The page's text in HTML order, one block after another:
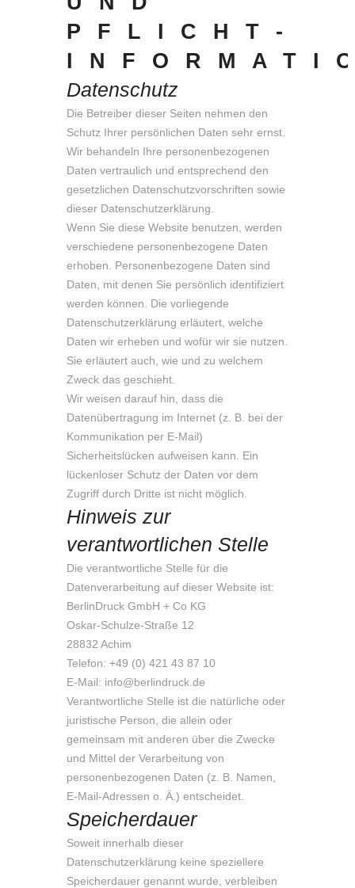
PFLICHT­
Datenschutz
Die Betreiber dieser Seiten nehmen den
Schutz Ihrer persönlichen Daten sehr ernst.
Wir behandeln Ihre personenbezogenen
Daten vertraulich und entsprechend den
gesetzlichen Datenschutzvorschriften sowie
dieser Datenschutzerklärung.
Wenn Sie diese Website benutzen, werden
verschiedene personenbezogene Daten
erhoben. Personenbezogene Daten sind
Daten, mit denen Sie persönlich identifiziert
werden können. Die vorliegende
Datenschutzerklärung erläutert, welche
Daten wir erheben und wofür wir sie nutzen.
Sie erläutert auch, wie und zu welchem
Zweck das geschieht.
Wir weisen darauf hin, dass die
Datenübertragung im Internet (z. B. bei der
Kommunikation per E-Mail)
Sicherheitslücken aufweisen kann. Ein
lückenloser Schutz der Daten vor dem
Zugriff durch Dritte ist nicht möglich.
Hinweis zur
verantwortlichen Stelle
Die verantwortliche Stelle für die
Datenverarbeitung auf dieser Website ist:
BerlinDruck GmbH + Co KG
Oskar-Schulze-Straße 12
28832 Achim
Telefon: +49 (0) 421 43 87 10
E-Mail: info@berlindruck.de
Verantwortliche Stelle ist die natürliche oder
juristische Person, die allein oder
gemeinsam mit anderen über die Zwecke
und Mittel der Verarbeitung von
personenbezogenen Daten (z. B. Namen,
E-Mail-Adressen o. Ä.) entscheidet.
Speicherdauer
Soweit innerhalb dieser
Datenschutzerklärung keine speziellere
Speicherdauer genannt wurde, verbleiben